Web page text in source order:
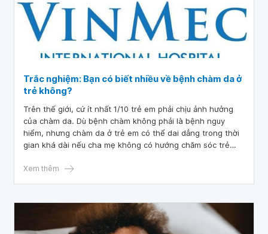
Trắc nghiệm: Bạn có biết nhiều về bệnh chàm da ở
trẻ không?
Trên thế giới, cứ ít nhất 1/10 trẻ em phải chịu ảnh hưởng
của chàm da. Dù bệnh chàm không phải là bệnh nguy
hiểm, nhưng chàm da ở trẻ em có thể dai dẳng trong thời
gian khá dài nếu cha mẹ không có hướng chăm sóc trẻ
không? Hãy trả lời nhanh một số câu hỏi trắc nghiệm sau
Xem thêm